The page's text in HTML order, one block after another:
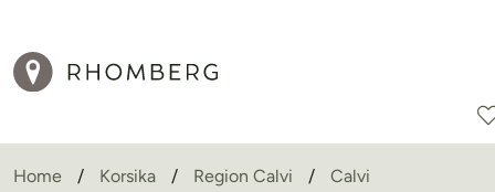
Home Korsika Region Calvi Calvi